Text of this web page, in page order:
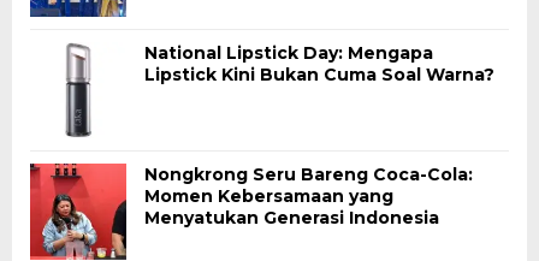
National Lipstick Day: Mengapa
Lipstick Kini Bukan Cuma Soal Warna?
Nongkrong Seru Bareng Coca-Cola:
Momen Kebersamaan yang
Menyatukan Generasi Indonesia